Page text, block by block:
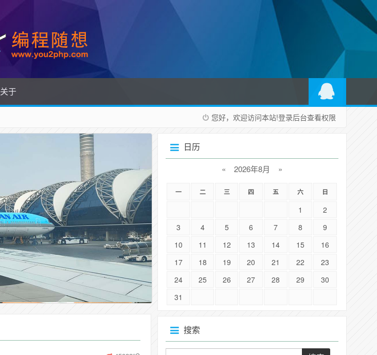
关于
您好，欢迎访问本站!登录后台查看权限
日历
« 2026年8月 »
一 二 三 四 五 六 日
1
2
3
4 5 6 7 8
9
10
11 12 13 14 15
16
17
18 19 20 21 22
23
24
25 26 27 28 29
30
31
搜索